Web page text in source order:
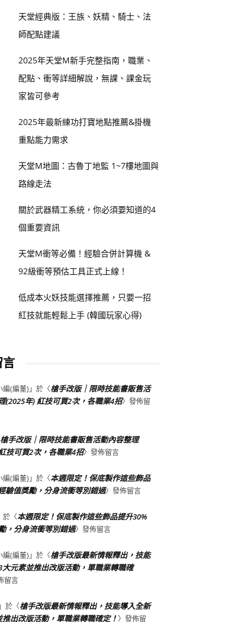
天堂經典版：王族、妖精、騎士、法
師配點建議
2025年天堂M新手完整指南，職業、
配點、衝等詳細解說，無課、課金玩
家皆可參考
2025年最新練功打寶地點推薦&掛機
重點能力需求
天堂M地圖：古魯丁地監 1~7樓地圖與
路線走法
關於武器精工系統，你必須要知道的4
個重要資訊
天堂M衝等必備！經驗合併計算機 &
92級衝等預估工具正式上線！
低成本火妖技能選擇推薦，只要一招
紅技就能輕鬆上手 (韓國玩家心得)
言
編(編董) 」於〈槍手改版｜限時技能書販售活
(2025年) 紅技可買2次，各職業4招〉發佈留
槍手改版｜限時技能書販售活動內容整理
技可買2次，各職業4招〉發佈留言
編(編董) 」於〈本週限定！保底製作這些飾品
驗值獎勵，分身流衝等別錯過〉發佈留言
於〈本週限定！保底製作這些飾品提升30%
，分身流衝等別錯過〉發佈留言
編(編董) 」於〈槍手改版最新情報釋出，技能
大元素並推出改版活動，單職業轉職確
留言
」於〈槍手改版最新情報釋出，技能導入全新
出改版活動，單職業轉職確定！〉發佈留